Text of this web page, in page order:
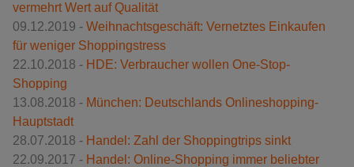
vermehrt Wert auf Qualität
09.12.2019 - Weihnachtsgeschäft: Vernetztes Einkaufen
für weniger Shoppingstress
22.10.2018 - HDE: Verbraucher wollen One-Stop-
Shopping
13.08.2018 - München: Deutschlands Onlineshopping-
Hauptstadt
28.07.2018 - Handel: Zahl der Shoppingtrips sinkt
22.09.2017 - Handel: Online-Shopping immer beliebter